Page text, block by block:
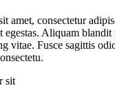
amet, consectetur
egestas. Aliquam blandit
vitae. Fusce sagittis